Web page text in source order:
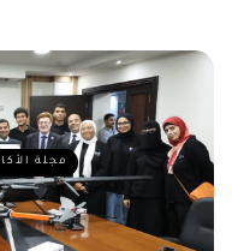
مجلة